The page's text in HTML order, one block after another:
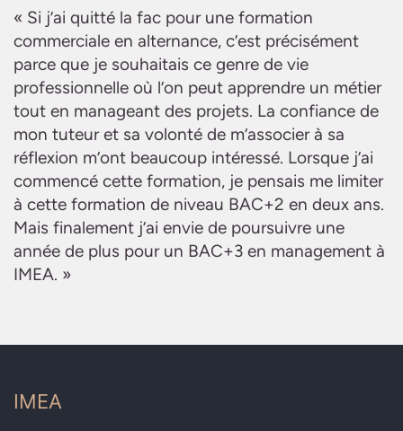
« Si j’ai quitté la fac pour une formation
commerciale en alternance, c’est précisément
parce que je souhaitais ce genre de vie
professionnelle où l’on peut apprendre un métier
tout en manageant des projets. La confiance de
mon tuteur et sa volonté de m’associer à sa
réflexion m’ont beaucoup intéressé. Lorsque j’ai
commencé cette formation, je pensais me limiter
à cette formation de niveau BAC+2 en deux ans.
Mais finalement j’ai envie de poursuivre une
année de plus pour un BAC+3 en management à
IMEA. »
IMEA